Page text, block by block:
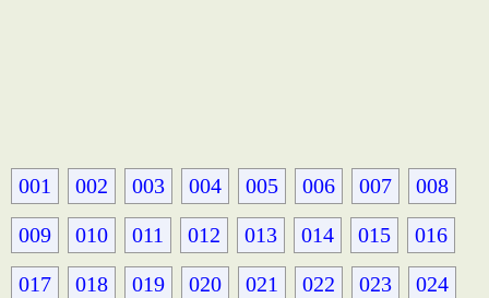
001 002 003 004 005 006 007 008
009 010 011 012 013 014 015 016
017 018 019 020 021 022 023 024